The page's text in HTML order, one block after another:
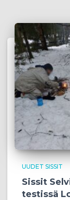
UUDET SISSIT
Sissit
testissä